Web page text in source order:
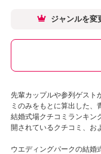
ジャンルを変
先輩カップルや参列ゲスト
ミのみをもとに算出した
結婚式場クチコミランキン
開されているクチコミ、お
ウエディングパークの結婚